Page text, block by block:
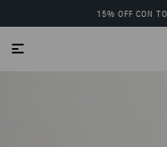
15% OFF CON
